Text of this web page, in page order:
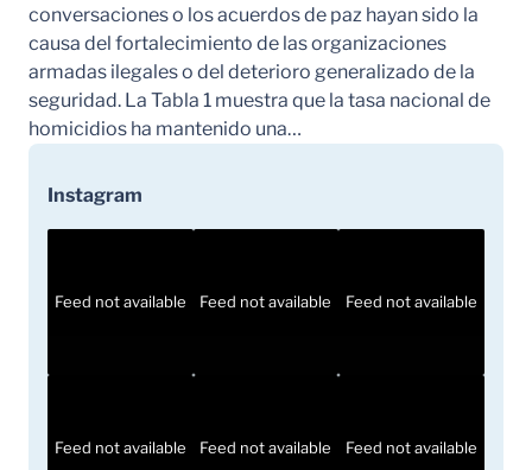
conversaciones o los acuerdos de paz hayan sido la
causa del fortalecimiento de las organizaciones
armadas ilegales o del deterioro generalizado de la
seguridad. La Tabla 1 muestra que la tasa nacional de
homicidios ha mantenido una…
Instagram
Feed not available Feed not available Feed not available
Feed not available Feed not available Feed not available